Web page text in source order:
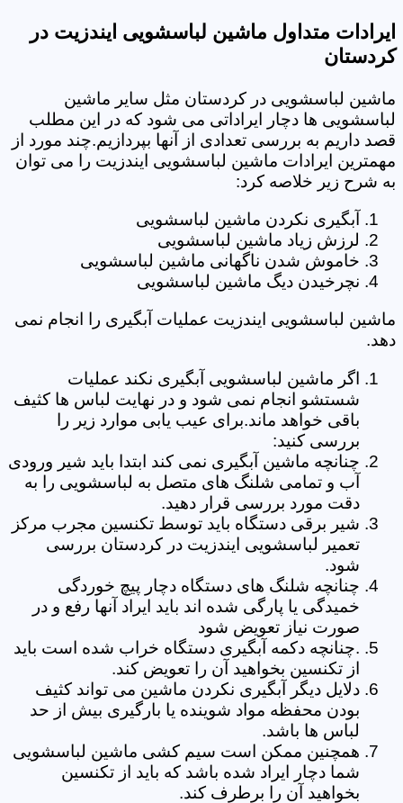
ایرادات متداول ماشین لباسشویی ایندزیت در
کردستان
ماشین لباسشویی در کردستان مثل سایر ماشین
لباسشویی ها دچار ایراداتی می شود که در این مطلب
قصد داریم به بررسی تعدادی از آنها بپردازیم.چند مورد از
مهمترین ایرادات ماشین لباسشویی ایندزیت را می توان
به شرح زیر خلاصه کرد:
آبگیری نکردن ماشین لباسشویی
لرزش زیاد ماشین لباسشویی
خاموش شدن ناگهانی ماشین لباسشویی
نچرخیدن دیگ ماشین لباسشویی
ماشین لباسشویی ایندزیت عملیات آبگیری را انجام نمی
دهد.
اگر ماشین لباسشویی آبگیری نکند عملیات
شستشو انجام نمی شود و در نهایت لباس ها کثیف
باقی خواهد ماند.برای عیب یابی موارد زیر را
بررسی کنید:
چنانچه ماشین آبگیری نمی کند ابتدا باید شیر ورودی
آب و تمامی شلنگ های متصل به لباسشویی را به
دقت مورد بررسی قرار دهید.
شیر برقی دستگاه باید توسط تکنسین مجرب مرکز
تعمیر لباسشویی ایندزیت در کردستان بررسی
شود.
چنانچه شلنگ های دستگاه دچار پیچ خوردگی
خمیدگی یا پارگی شده اند باید ایراد آنها رفع و در
صورت نیاز تعویض شود
.چنانچه دکمه آبگیری دستگاه خراب شده است باید
از تکنسین بخواهید آن را تعویض کند.
دلایل دیگر آبگیری نکردن ماشین می تواند کثیف
بودن محفظه مواد شوینده یا بارگیری بیش از حد
لباس ها باشد.
همچنین ممکن است سیم کشی ماشین لباسشویی
شما دچار ایراد شده باشد که باید از تکنسین
بخواهید آن را برطرف کند.